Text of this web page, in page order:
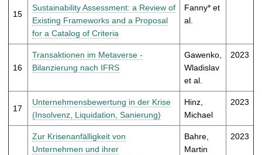
15
Sustainability Assessment: a Review of
Existing Frameworks and a Proposal
for a Catalog of Criteria
Fanny* et
al.
16
Transaktionen im Metaverse -
Bilanzierung nach IFRS
Gawenko,
Wladislav
et al.
2023
17
Unternehmensbewertung in der Krise
(Insolvenz, Liquidation, Sanierung)
Hinz,
Michael
2023
Zur Krisenanfälligkeit von
Unternehmen und ihrer
Bahre,
Martin
2023